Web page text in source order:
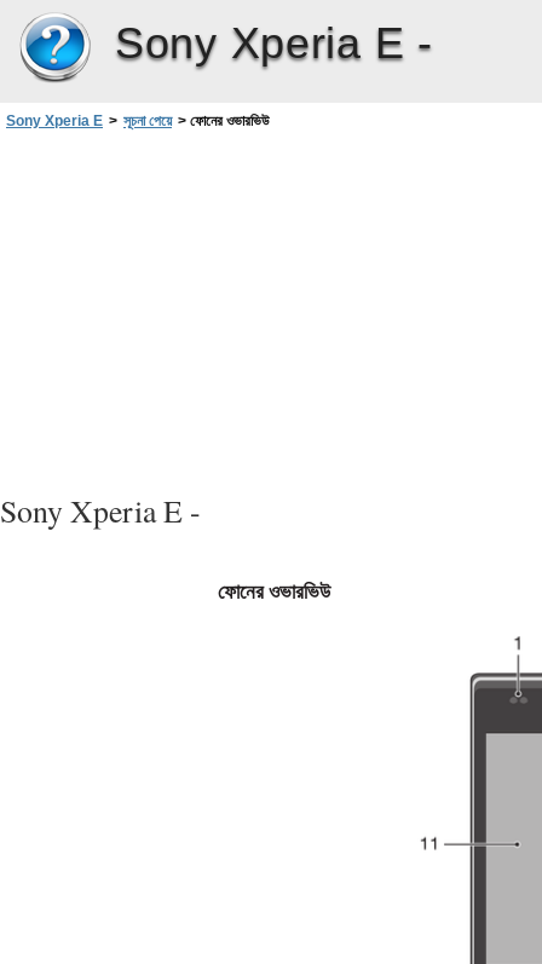
Sony Xperia E -
Sony Xperia E > সূচনা পেয়ে > ফোনের ওভারভিউ
Sony Xperia E -
ফোনের ওভারভিউ